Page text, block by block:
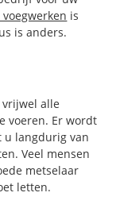
is
is anders.
alle
voeren. Er wordt
u langdurig van
Veel mensen
metselaar
letten.